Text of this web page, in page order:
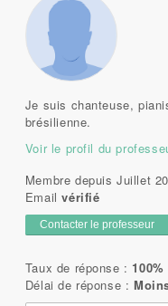
Je suis chanteuse,
brésilienne.
Voir le profil du
Membre depuis Juillet
Emailvérifié
Contacter le professeur
Taux de réponse : 100%
Délai de réponse :